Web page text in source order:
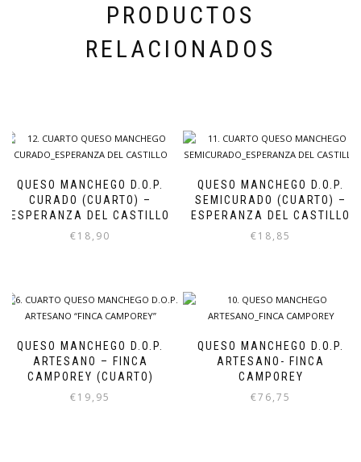
PRODUCTOS
RELACIONADOS
QUESO MANCHEGO D.O.P.
CURADO (CUARTO) –
ESPERANZA DEL CASTILLO
€18,90
QUESO MANCHEGO D.O.P.
SEMICURADO (CUARTO) –
ESPERANZA DEL CASTILLO
€18,85
QUESO MANCHEGO D.O.P.
ARTESANO – FINCA
CAMPOREY (CUARTO)
€19,95
QUESO MANCHEGO D.O.P.
ARTESANO- FINCA
CAMPOREY
€76,75